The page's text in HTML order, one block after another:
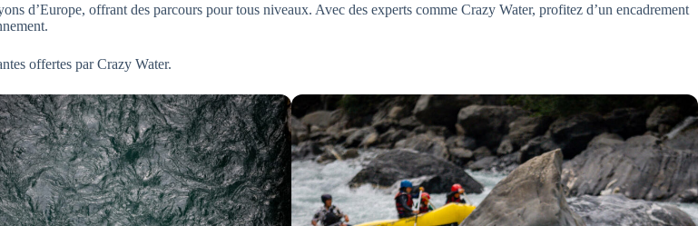
d’Europe, offrant des parcours pour tous niveaux. Avec des experts comme Crazy Water, profitez d’un encadrement
offertes par Crazy Water.